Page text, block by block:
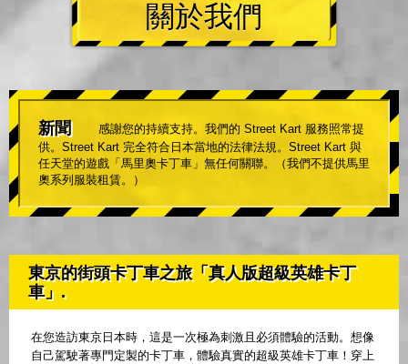
關於我們
新聞
感謝您的持續支持。我們的 Street Kart 服務照常提
供。Street Kart 完全符合日本當地的法律法規。Street Kart 與
任天堂的遊戲「馬里奧卡丁車」無任何關聯。（我們不提供馬里
奧系列服裝租賃。）
東京的街頭卡丁車之旅「真人版超級英雄卡丁
車」.
在您造訪東京日本時，這是一次極為刺激且必須體驗的活動。想像
自己駕駛著專門定製的卡丁車，體驗真實的超級英雄卡丁車！穿上